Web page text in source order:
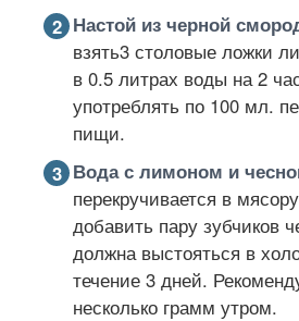
Настой из черной
взять3 столовые ложки
в 0.5 литрах воды на 2
употреблять по 100 мл.
пищи.
Вода с лимоном и
перекручивается в
добавить пару зубчиков
должна выстояться в
течение 3 дней.
несколько грамм утром.